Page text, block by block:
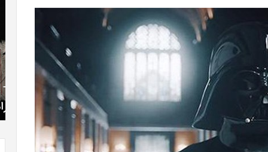
Punisher
«تنبیه
»با
اولین
سری
عکس
از
راه
رسید
شهریور 23, 1396
The Punisher «تنبیه کننده »با اولین سری عکس
های جدید از راه رسید
با